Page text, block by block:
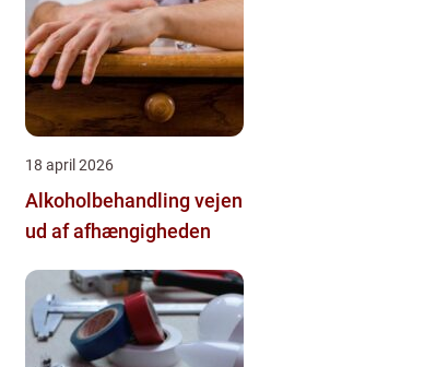
18 april 2026
Alkoholbehandling vejen
ud af afhængigheden